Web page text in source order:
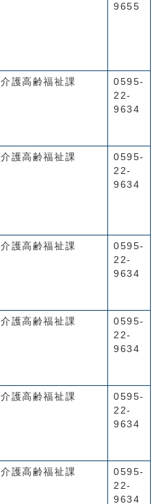
9655
介護高齢福祉課
0595-
22-
9634
介護高齢福祉課
0595-
22-
9634
介護高齢福祉課
0595-
22-
9634
介護高齢福祉課
0595-
22-
9634
介護高齢福祉課
0595-
22-
9634
介護高齢福祉課
0595-
22-
9634